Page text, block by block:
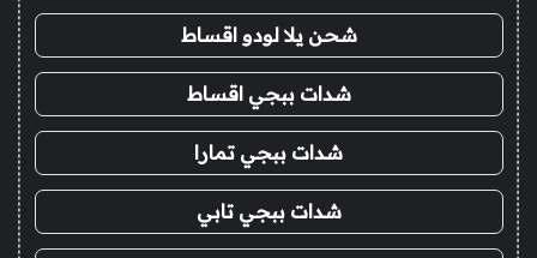
شحن يلا لودو اقساط
شدات ببجي اقساط
شدات ببجي تمارا
شدات ببجي تابي